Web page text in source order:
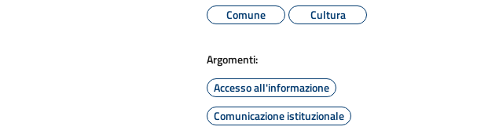
Comune
Cultura
Argomenti:
Accesso all'informazione
Comunicazione istituzionale